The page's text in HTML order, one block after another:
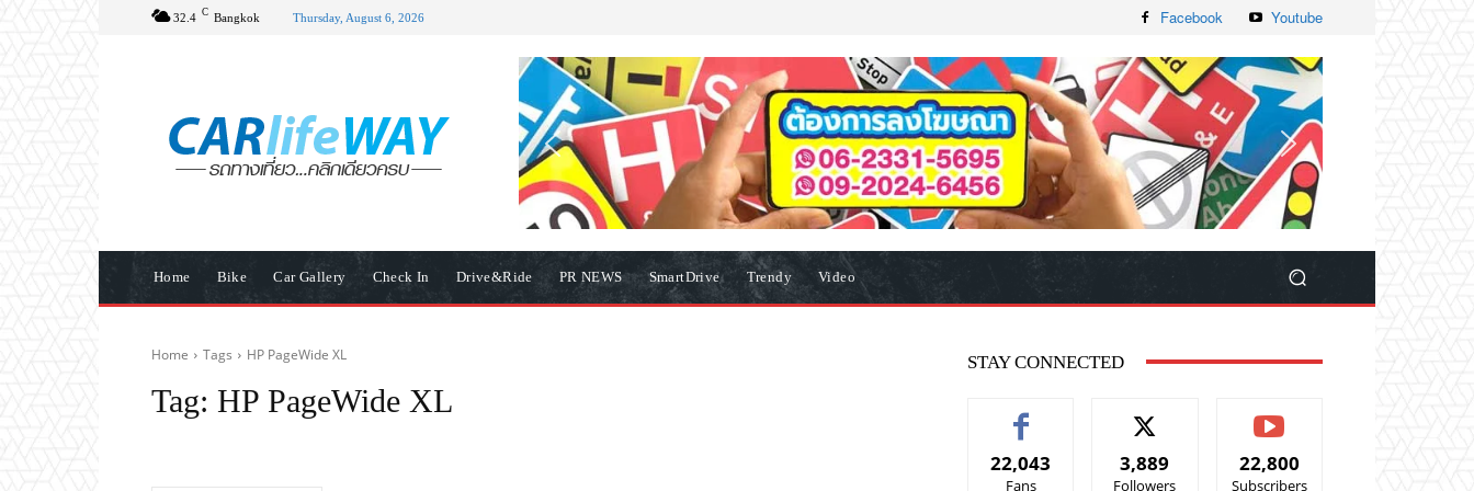
32.4 C Bangkok Thursday, August 6, 2026 Facebook Youtube
Home Bike Car Gallery Check In Drive&Ride PR NEWS SmartDrive Trendy Video
Home Tags HP PageWide XL
Tag: HP PageWide XL
STAY CONNECTED
22,043
Fans
3,889
Followers
22,800
Subscribers